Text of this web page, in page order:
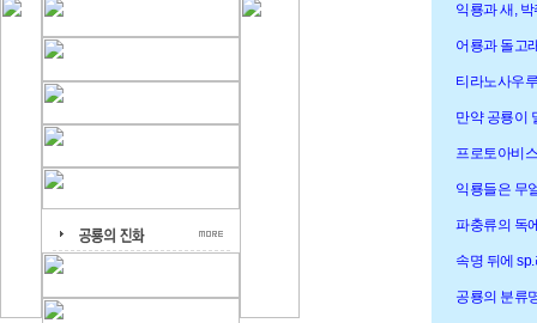
익룡과 새,
어룡과 돌고
티라노사우
만약 공룡이
프로토아비
익룡들은 무
파충류의 독
속명 뒤에
공룡의 분류